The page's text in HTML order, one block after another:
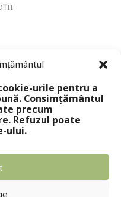
urile pentru a
Consimțământul
precum
Refuzul poate
ului.